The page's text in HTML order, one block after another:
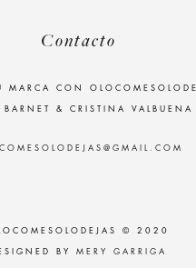
Contacto
MARCA CON
BARNET & CRISTINA VALBUENA
© 2020
BY MERY GARRIGA